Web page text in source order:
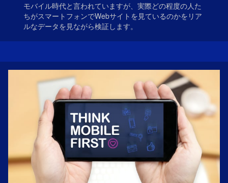
モバイル時代と言われていますが、実際どの程度の人た
ちがスマートフォンでWebサイトを見ているのかをリア
ルなデータを見ながら検証します。